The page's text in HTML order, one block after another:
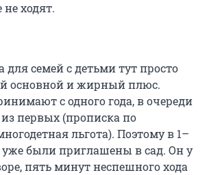
ходят.
для семей с детьми тут просто
основной и жирный плюс.
с одного года, в очереди
первых (прописка по
льгота). Поэтому в 1–
уже были приглашены в сад. Он у
пять минут неспешного хода